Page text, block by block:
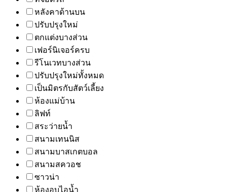
หลังคาด้านบน
ปรับปรุงใหม่
ตกแต่งบางส่วน
เฟอร์นิเจอร์ครบ
รีโนเวทบางส่วน
ปรับปรุงใหม่ทั้งหมด
เป็นมิตรกับสัตว์เลี้ยง
ห้องแม่บ้าน
ลิฟท์
สระว่ายน้ำ
สนามเทนนิส
สนามบาสเกตบอล
สนามสควอช
ซาวน่า
ห้องอบไอน้ำ